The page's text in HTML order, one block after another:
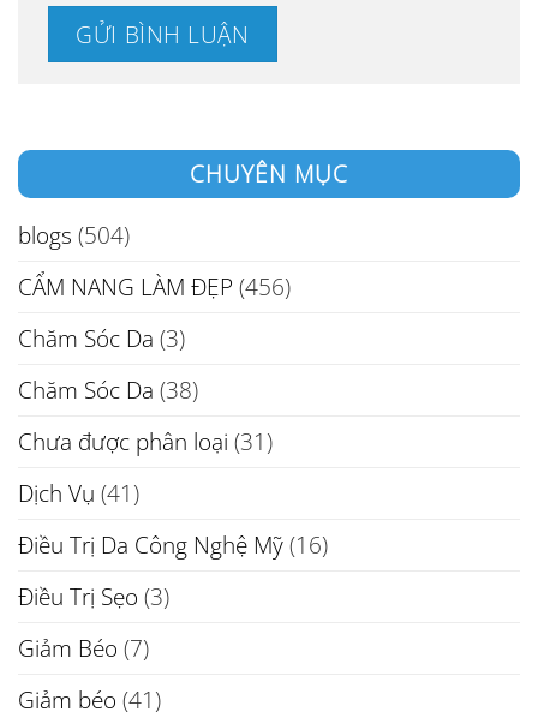
CHUYÊN MỤC
blogs (504)
CẨM NANG LÀM ĐẸP (456)
Chăm Sóc Da (3)
Chăm Sóc Da (38)
Chưa được phân loại (31)
Dịch Vụ (41)
Điều Trị Da Công Nghệ Mỹ(16)
Điều Trị Sẹo (3)
Giảm Béo (7)
Giảm béo (41)